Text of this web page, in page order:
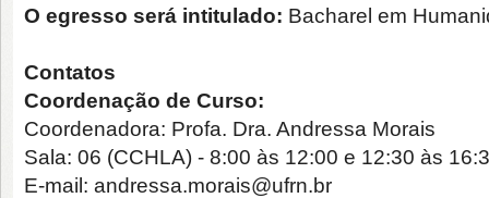
O egresso será intitulado: Bacharel em
Contatos
Coordenação de Curso:
Coordenadora: Profa. Dra. Andressa Morais
Sala: 06 (CCHLA) - 8:00 às 12:00 e 12:30 às
E-mail: andressa.morais@ufrn.br